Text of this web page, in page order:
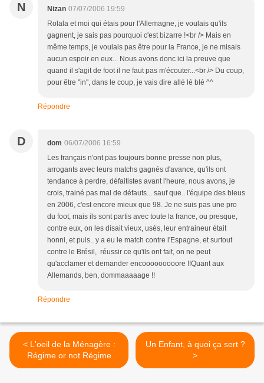
N Nizan 07/07/2006 19:59
Rolala et moi qui étais pour l'Allemagne, je voulais qu'ils
gagnent, je sais pas pourquoi c'est bizarre !<br /> Mais en
même temps, je voulais pas être pour la France, je ne misais
aucun espoir en eux... Nous avons donc ici la preuve que
quand il s'agit de foot il ne faut pas m'écouter...<br /> Du coup,
pour être "in", dans le coup, je vais dire allé lé blé ^^
Répondre
D dom 06/07/2006 16:59
Les français n'ont pas toujours bonne presse non plus,
arrogants avec leurs matchs gagnés d'avance, qu'ils ont
tendance à perdre, défaitistes avant l'heure, nous avons, je
crois, trainé pas mal de défauts... sauf que.. l'équipe des bleus
en 2006, c'est encore mieux que 98. Je ne suis pas une pro
du foot, mais ils sont partis avec toute la france, ou presque,
contre eux, on les disait vieux, usés, leur entraineur était
honni, et puis.. y a eu le match contre l'Espagne, et surtout
contre le Brésil, réussir ce qu'ils ont fait, on ne peut
qu'acclamer et demander encooooooooore !!Quant aux
Allemands, ben, dommaaaaage !!
Répondre
< L'oeil de la Ménagère :
Régime or not Régime
Un Enfant, à quoi ça sert ?
>